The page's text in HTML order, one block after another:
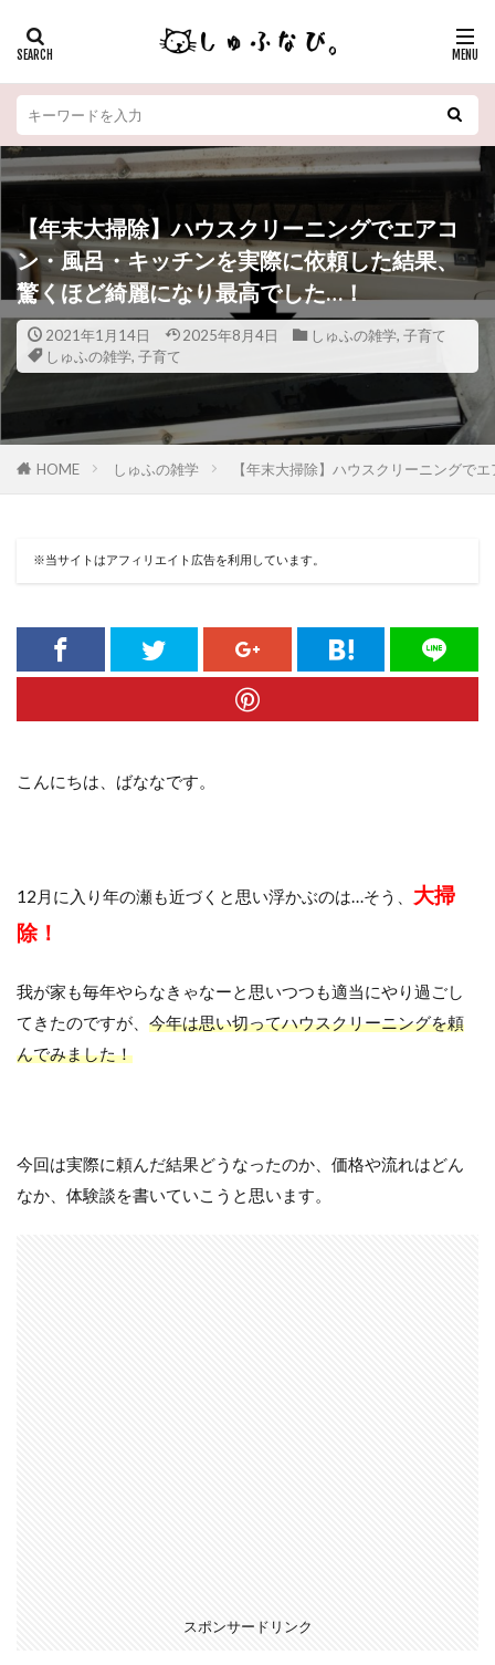
【年末大掃除】ハウスクリーニングでエアコ
ン・風呂・キッチンを実際に依頼した結果、
驚くほど綺麗になり最高でした…！
2021年1月14日 2025年8月4日 しゅふの雑学, 子育て
しゅふの雑学, 子育て
HOME しゅふの雑学 【年末大掃除】ハウスクリーニングで
※当サイトはアフィリエイト広告を利用しています。
こんにちは、ばななです。
12月に入り年の瀬も近づくと思い浮かぶのは…そう、 大掃
除！
我が家も毎年やらなきゃなーと思いつつも適当にやり過ごし
てきたのですが、 今年は思い切ってハウスクリーニングを頼
んでみました！
今回は実際に頼んだ結果どうなったのか、価格や流れはどん
なか、体験談を書いていこうと思います。
スポンサードリンク